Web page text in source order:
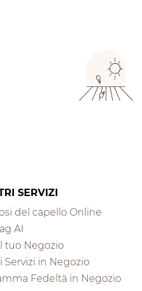
SERVIZI
del capello Online
AI
tuo Negozio
Servizi in Negozio
Fedeltà in Negozio